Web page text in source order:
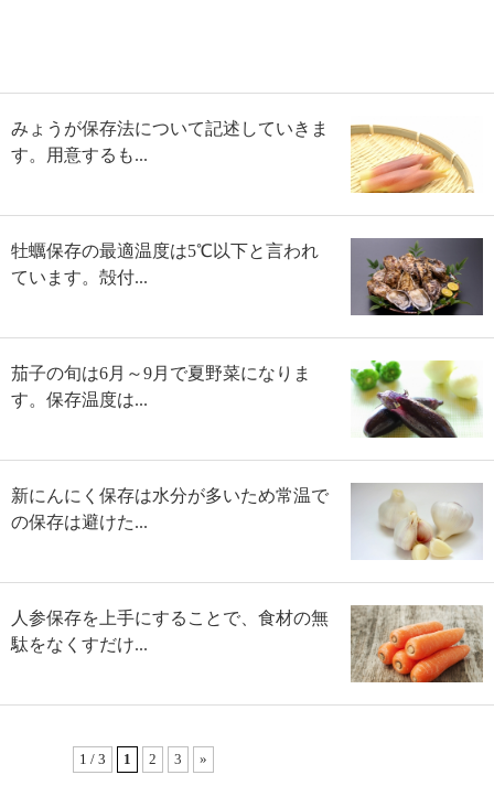
みょうが保存法について記述していきま
す。用意するも...
牡蠣保存の最適温度は5℃以下と言われ
ています。殻付...
茄子の旬は6月～9月で夏野菜になりま
す。保存温度は...
新にんにく保存は水分が多いため常温で
の保存は避けた...
人参保存を上手にすることで、食材の無
駄をなくすだけ...
1 / 3 1 2 3 »